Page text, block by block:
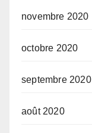
novembre 2020
octobre 2020
septembre 2020
août 2020